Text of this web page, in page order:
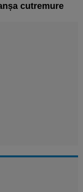
cutremure